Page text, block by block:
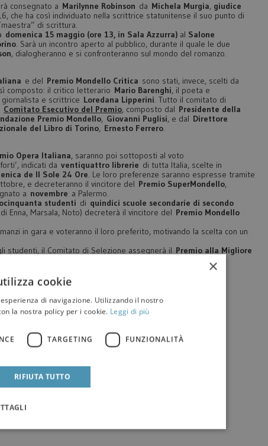
consegnato a Marilynne Robinson da Michela Murgia, giudice
che ha così individuato nella scrittrice statunitense il suo punto di
di scrittura.
domenica 15 maggio (ore 13, in Sala Azzurra) al Salone
. Sarà un incontro aperto al pubblico, durante il quale le due
, dialogheranno e si confronteranno sul mondo del romanzo.
e del Premio Mondello Critica sono stati, invece, scelti da
composto: il critico letterario Mario Barenghi, il poeta e
giornalista e scrittrice Loredana Lipperini. Tutto il comitato di
Comitato Esecutivo del Premio, composto dal Presidente della
Premio Mondello, Giovanni Puglisi, e dal Direttore
del Libro di Torino, Ernesto Ferrero.
Opera Italiana, saranno poi sottoposti al voto
indicati da ventiquattro librerie di tutta Italia, scelte in
de Il Sole 24 Ore. Le loro preferenze saranno espresse tramite
e decreteranno il vincitore del Premio SuperMondello,
a novembre a Palermo.
studenti di quindici scuole secondarie di secondo
Enna, Marsala, Noto) decreterà il vincitore del Premio Mondello
in gara e voteranno il loro preferito, motivando la scelta con un
studenti, il Comitato di Selezione assegnerà il Premio alla Migliore
aPalermo
- dienna@fondazionesicilia.it
×
cookie
di navigazione. Utilizzando il nostro
la nostra policy per i cookie. Leggi di più
TARGETING FUNZIONALITÀ
RIFIUTA TUTTO